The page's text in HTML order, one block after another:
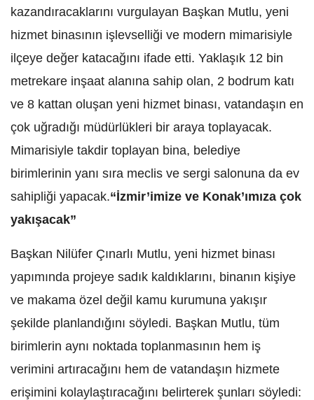
kazandıracaklarını vurgulayan Başkan Mutlu, yeni
hizmet binasının işlevselliği ve modern mimarisiyle
ilçeye değer katacağını ifade etti. Yaklaşık 12 bin
metrekare inşaat alanına sahip olan, 2 bodrum katı
ve 8 kattan oluşan yeni hizmet binası, vatandaşın en
çok uğradığı müdürlükleri bir araya toplayacak.
Mimarisiyle takdir toplayan bina, belediye
birimlerinin yanı sıra meclis ve sergi salonuna da ev
sahipliği yapacak.“İzmir’imize ve Konak’ımıza çok
yakışacak”
Başkan Nilüfer Çınarlı Mutlu, yeni hizmet binası
yapımında projeye sadık kaldıklarını, binanın kişiye
ve makama özel değil kamu kurumuna yakışır
şekilde planlandığını söyledi. Başkan Mutlu, tüm
birimlerin aynı noktada toplanmasının hem iş
verimini artıracağını hem de vatandaşın hizmete
erişimini kolaylaştıracağını belirterek şunları söyledi: